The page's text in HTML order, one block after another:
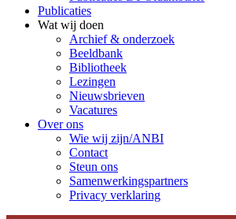
Publicaties
Wat wij doen
Archief & onderzoek
Beeldbank
Bibliotheek
Lezingen
Nieuwsbrieven
Vacatures
Over ons
Wie wij zijn/ANBI
Contact
Steun ons
Samenwerkingspartners
Privacy verklaring